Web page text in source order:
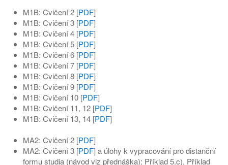
M1B: Cvičení 2 [PDF]
M1B: Cvičení 3 [PDF]
M1B: Cvičení 4 [PDF]
M1B: Cvičení 5 [PDF]
M1B: Cvičení 6 [PDF]
M1B: Cvičení 7 [PDF]
M1B: Cvičení 8 [PDF]
M1B: Cvičení 9 [PDF]
M1B: Cvičení 10 [PDF]
M1B: Cvičení 11, 12 [PDF]
M1B: Cvičení 13, 14 [PDF]
MA2: Cvičení 2 [PDF]
MA2: Cvičení 3 [PDF] a úlohy k vypracování pro distanční
formu studia (návod viz přednáška): Příklad 5.c), Příklad